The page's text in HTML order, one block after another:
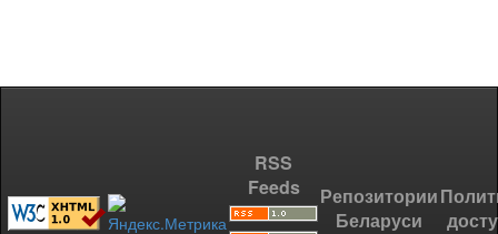
RSS
Feeds
Репозитории
Беларуси